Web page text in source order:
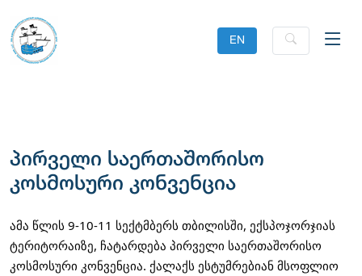
EN
პირველი საერთაშორისო
კოსმოსური კონვენცია
ამა წლის 9-10-11 სექტმბერს თბილისში, ექსპოჯორჯიას
ტერიტორაიზე, ჩატარდება პირველი საერთაშორისო
კოსმოსური კონვენცია. ქალაქს ესტუმრებიან მსოფლიო